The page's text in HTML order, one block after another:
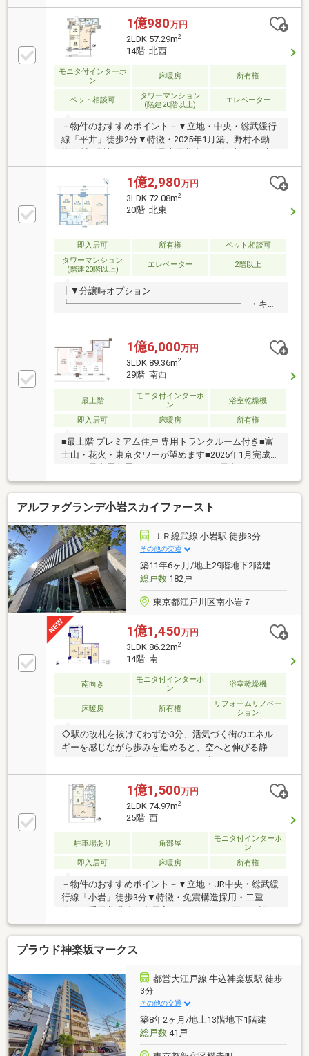
用施設有(一部有償)・バルコニー・LD・洋室約6.0帖か
ら東京スカイツリー、隅田川花火大会の花火が望めま
す（見え方は季節・天候等により異なります）※修繕
積立値上げ予定有(2029年5月から)※平井五丁目駅前地
区計画・高度利用地区域内※管理費内訳／全体管理費
8520円(月額)、住宅管理費14680円(月額)※修繕積立金
内訳／全体修繕積立金3320円(月額)、住宅修繕積立金
5270円(月額)お気軽にお問合せ下さい
1億980万円
2LDK 57.29m2
14階 北西
モニタ付インターホ
ン
床暖房 所有権
ペット相談可
タワーマンション
(階建20階以上)
エレベーター
－物件のおすすめポイント－▼立地・中央・総武緩行
線「平井」徒歩2分▼特徴・2025年1月築、野村不動産
(株)他旧分譲・リビング最大天井高2.6m(一部)・ご家
族を見守りやすい対面式キッチン・LDから東京スカイ
ツリーを望む(天候による)・ゲストルーム等、共用施
設有(一部有償)・24時間有人管理(夜間警備員)・ペット
飼育可能(細則有・足洗い場有)・各階にゴミ置場有・
オートロック・宅配ボックス付▼周辺環境・ワイズマ
ート平井店 徒歩1分(約20m)■ ご希望の住まい探しをお
手伝いします ━━━━━・・・物件の詳細・ご相談は
お気軽にお問い合わせください。
1億2,980万円
3LDK 72.08m2
20階 北東
即入居可 所有権
ペット相談可
タワーマンション
(階建20階以上)
エレベーター 2階以上
┃▼分譲時オプション
┗━━━━━━━━━━━━━━━━━━━ ・キッ
チンカップボード（キッチンと同仕様） ・玄関姿
見 ・洗濯機用水栓「ピタットくん」 壁埋め込みタイ
プ→お湯で洗うことで、皮脂汚れや油汚れが溶けやす
くなります。 ・リビングに加え、約6.0帖洋室に床暖
房設置 ・自動開閉式トイレ ・トイレの機能パネ
ル：壁掛け式パネル仕様 ・シューズインクローゼッ
ト内、コンセント設置→シューズインクローゼット内
にて掃除機等の充電が可能
1億6,000万円
3LDK 89.36m2
29階 南西
最上階
モニタ付インターホ
ン
浴室乾燥機
即入居可 床暖房 所有権
■最上階 プレミアム住戸 専用トランクルーム付き■富
士山・花火・東京タワーが望めます■2025年1月完成
ニーに面したフルブライトプラン&ワイドスパン■天井
高約2.8m。立体的なゆとりが生み出す開放感。■二重
床・二重天井■プライバシー性と上質感を高めるホテ
ルライクな内廊下仕様■各階ゴミ置場■安心のトリプル
セキュリティ■ペット飼育可（飼育細則あり）■充実の
共用施設25F：スカイラウンジ、ゲストルーム03F：ラ
ウンジ、テラス、スタディルーム、ライブラリーラウ
ンジ、プレイエリア、キッズルーム02Fエントラン
ス、ラウンジ
アルファグランデ小岩スカイファースト
ＪＲ総武線 小岩駅 徒歩3分
その他の交通
築11年6ヶ月/地上29階地下2階建
総戸数182戸
東京都江戸川区南小岩７
1億1,450万円
3LDK 86.22m2
14階 南
南向き
モニタ付インターホ
ン
浴室乾燥機
床暖房 所有権
リフォームリノベー
ション
◇駅の改札を抜けてわずか3分、活気づく街のエネル
ギーを感じながら歩みを進めると、空へと伸びる静謐
14階へ上がり扉を開ければ、南向きの大きな窓から柔
らかな陽光がたっぷりと注ぐ、明るく穏やかなリビン
グが広がっています◇86平米というゆとりある空間
は、子供たちが元気に走り回る姿を優しく見守る、大
チンで夕食の支度をしながら、バルコニー越しに広が
る広大な空の移ろいを眺める時間は、一日の疲れを静
かに解きほぐします
1億1,500万円
2LDK 74.97m2
25階 西
駐車場あり 角部屋
モニタ付インターホ
ン
即入居可
床暖房 所有権
－物件のおすすめポイント－▼立地・JR中央・総武緩
行線「小岩」徒歩3分▼特徴・免震構造採用・二重
計・会話が弾む対面式キッチン・WIC等、全居室に収
納有・ペット飼育可能(細則有)・キッズルーム等、共
用施設有・各階にゴミステーション有、24時間ゴミ出
し可能・即お引渡し可能(残金精算後)▼設備・床暖房
(LD部分)・宅配ボックス・オートロック▼周辺環境・
サミットストア小岩駅南口店 徒歩1分(約10m)■ ご希望
の住まい探しをお手伝いします ━━━━━・・・物件
の詳細・ご相談はお気軽にお問い合わせください。
プラウド神楽坂マークス
都営大江戸線 牛込神楽坂駅 徒歩
3分
その他の交通
築8年2ヶ月/地上13階地下1階建
総戸数41戸